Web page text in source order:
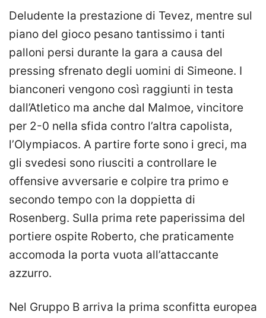
Deludente la prestazione di Tevez, mentre sul
piano del gioco pesano tantissimo i tanti
palloni persi durante la gara a causa del
pressing sfrenato degli uomini di Simeone. I
bianconeri vengono così raggiunti in testa
dall’Atletico ma anche dal Malmoe, vincitore
per 2-0 nella sfida contro l’altra capolista,
l’Olympiacos. A partire forte sono i greci, ma
gli svedesi sono riusciti a controllare le
offensive avversarie e colpire tra primo e
secondo tempo con la doppietta di
Rosenberg. Sulla prima rete paperissima del
portiere ospite Roberto, che praticamente
accomoda la porta vuota all’attaccante
azzurro.
Nel Gruppo B arriva la prima sconfitta europea